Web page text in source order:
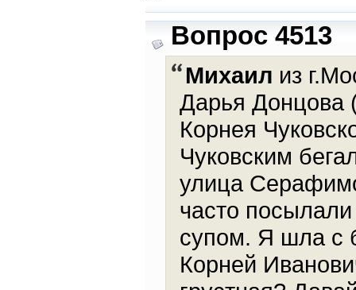
Вопрос 4513
Михаил из
Дарья Донцова
Корнея
Чуковским
улица
часто
супом. Я шла с
Корней